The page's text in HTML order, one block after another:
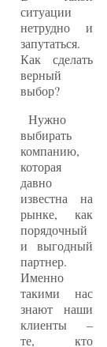
ситуации
нетрудно и
запутаться.
Как сделать
верный
выбор?
Нужно
выбирать
компанию,
которая
давно
известна на
рынке, как
порядочный
и выгодный
партнер.
Именно
такими нас
знают наши
клиенты –
те, кто